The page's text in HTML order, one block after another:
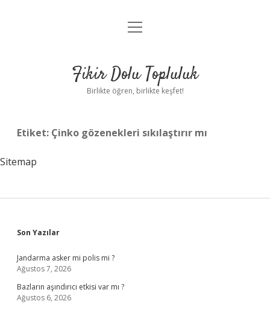
Anasayfa
Yasal Uyarı
menüyü
Fikir Dolu Topluluk
Birlikte öğren, birlikte keşfet!
Etiket: Çinko gözenekleri sıkılaştırır mı
Sitemap
Sidebar
Son Yazılar
Jandarma asker mi polis mi ?
Ağustos 7, 2026
Bazların aşındırıcı etkisi var mı ?
Ağustos 6, 2026